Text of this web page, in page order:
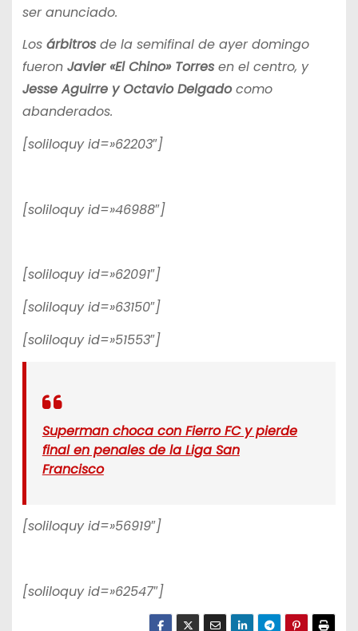
ser anunciado.
Losárbitrosde la semifinal de ayer domingo
fueron Javier «El Chino» Torresen el centro, y
Jesse Aguirre y Octavio Delgadocomo
abanderados.
[soliloquy id=»62203″]
[soliloquy id=»46988″]
[soliloquy id=»62091″]
[soliloquy id=»63150″]
[soliloquy id=»51553″]
Superman choca con Fierro FC y pierde
final en penales de la Liga San
Francisco
[soliloquy id=»56919″]
[soliloquy id=»62547″]